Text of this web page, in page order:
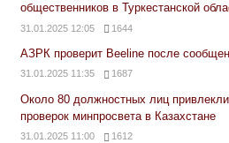
общественников в Туркестанской
31.01.2025 12:05 1644
АЗРК проверит Beeline после
31.01.2025 11:35 1687
Около 80 должностных лиц привлекли
проверок минпросвета в Казахстане
31.01.2025 11:00 1612